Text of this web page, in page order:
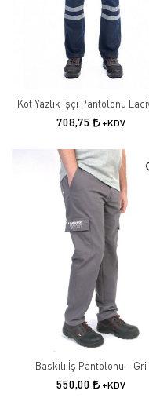
Kot Yazlık İşçi Pantolonu
708,75 +KDV
Baskılı İş Pantolonu - Gri
550,00 +KDV